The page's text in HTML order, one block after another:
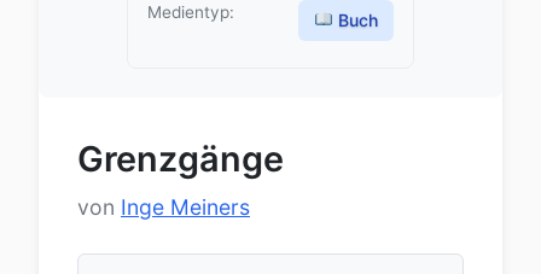
Medientyp: Buch
Grenzgänge
von Inge Meiners